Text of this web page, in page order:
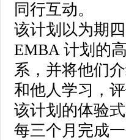
同行互动。
该计划以为期
EMBA 计划的
系，并将他们
和他人学习，
该计划的体验
每三个月完成